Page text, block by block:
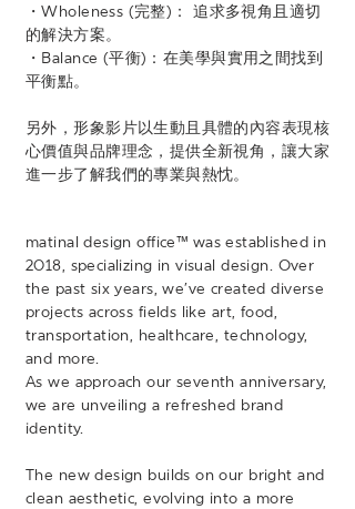
・Wholeness (完整)： 追求多視角且適切
的解決方案。
・Balance (平衡)：在美學與實用之間找到
平衡點。
另外，形象影片以生動且具體的內容表現核
心價值與品牌理念，提供全新視角，讓大家
進一步了解我們的專業與熱忱。
matinal design office™ was established in
2018, specializing in visual design. Over
the past six years, we’ve created diverse
projects across fields like art, food,
transportation, healthcare, technology,
and more.
As we approach our seventh anniversary,
we are unveiling a refreshed brand
identity.
The new design builds on our bright and
clean aesthetic, evolving into a more